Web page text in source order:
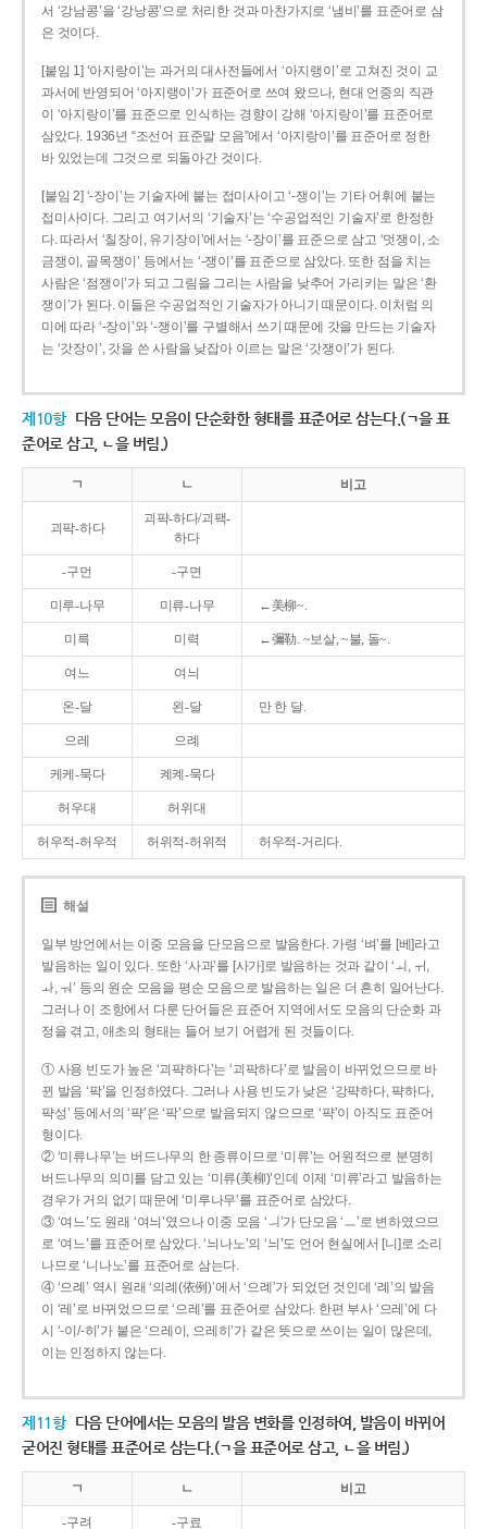
서 ‘강남콩’을 ‘강낭콩’으로 처리한 것과 마찬가지로 ‘냄비’를 표준어로 삼
은 것이다.
[붙임 1] ‘아지랑이’는 과거의 대사전들에서 ‘아지랭이’로 고쳐진 것이 교
과서에 반영되어 ‘아지랭이’가 표준어로 쓰여 왔으나, 현대 언중의 직관
이 ‘아지랑이’를 표준으로 인식하는 경향이 강해 ‘아지랑이’를 표준어로
삼았다. 1936년 “조선어 표준말 모음”에서 ‘아지랑이’를 표준어로 정한
바 있었는데 그것으로 되돌아간 것이다.
[붙임 2] ‘-장이’는 기술자에 붙는 접미사이고 ‘-쟁이’는 기타 어휘에 붙는
접미사이다. 그리고 여기서의 ‘기술자’는 ‘수공업적인 기술자’로 한정한
다. 따라서 ‘칠장이, 유기장이’에서는 ‘-장이’를 표준으로 삼고 ‘멋쟁이, 소
금쟁이, 골목쟁이’ 등에서는 ‘-쟁이’를 표준으로 삼았다. 또한 점을 치는
사람은 ‘점쟁이’가 되고 그림을 그리는 사람을 낮추어 가리키는 말은 ‘환
쟁이’가 된다. 이들은 수공업적인 기술자가 아니기 때문이다. 이처럼 의
미에 따라 ‘-장이’와 ‘-쟁이’를 구별해서 쓰기 때문에 갓을 만드는 기술자
는 ‘갓장이’, 갓을 쓴 사람을 낮잡아 이르는 말은 ‘갓쟁이’가 된다.
제10항 다음 단어는 모음이 단순화한 형태를 표준어로 삼는다.(ㄱ을 표
준어로 삼고, ㄴ을 버림.)
ㄱ ㄴ 비고
괴팍-하다
괴퍅-하다/괴팩-
하다
-구먼 -구면
미루-나무 미류-나무 ←美柳~.
미륵 미력 ←彌勒. ~보살, ~불, 돌~.
여느 여늬
온-달 왼-달 만 한 달.
으레 으례
케케-묵다 켸켸-묵다
허우대 허위대
허우적-허우적 허위적-허위적 허우적-거리다.
해설
일부 방언에서는 이중 모음을 단모음으로 발음한다. 가령 ‘벼’를 [베]라고
발음하는 일이 있다. 또한 ‘사과’를 [사가]로 발음하는 것과 같이 ‘ㅚ, ㅟ,
ㅘ, ㅝ’ 등의 원순 모음을 평순 모음으로 발음하는 일은 더 흔히 일어난다.
그러나 이 조항에서 다룬 단어들은 표준어 지역에서도 모음의 단순화 과
정을 겪고, 애초의 형태는 들어 보기 어렵게 된 것들이다.
① 사용 빈도가 높은 ‘괴퍅하다’는 ‘괴팍하다’로 발음이 바뀌었으므로 바
뀐 발음 ‘팍’을 인정하였다. 그러나 사용 빈도가 낮은 ‘강퍅하다, 퍅하다,
퍅성’ 등에서의 ‘퍅’은 ‘팍’으로 발음되지 않으므로 ‘퍅’이 아직도 표준어
형이다.
② ‘미류나무’는 버드나무의 한 종류이므로 ‘미류’는 어원적으로 분명히
버드나무의 의미를 담고 있는 ‘미류(美柳)’인데 이제 ‘미류’라고 발음하는
경우가 거의 없기 때문에 ‘미루나무’를 표준어로 삼았다.
③ ‘여느’도 원래 ‘여늬’였으나 이중 모음 ‘ㅢ’가 단모음 ‘ㅡ’로 변하였으므
로 ‘여느’를 표준어로 삼았다. ‘늬나노’의 ‘늬’도 언어 현실에서 [니]로 소리
나므로 ‘니나노’를 표준어로 삼는다.
④ ‘으례’ 역시 원래 ‘의례(依例)’에서 ‘으례’가 되었던 것인데 ‘례’의 발음
이 ‘레’로 바뀌었으므로 ‘으레’를 표준어로 삼았다. 한편 부사 ‘으레’에 다
시 ‘-이/-히’가 붙은 ‘으레이, 으레히’가 같은 뜻으로 쓰이는 일이 많은데,
이는 인정하지 않는다.
제11항 다음 단어에서는 모음의 발음 변화를 인정하여, 발음이 바뀌어
굳어진 형태를 표준어로 삼는다.(ㄱ을 표준어로 삼고, ㄴ을 버림.)
ㄱ ㄴ 비고
-구려 -구료